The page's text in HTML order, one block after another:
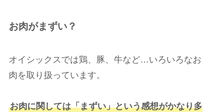
お肉がまずい？
オイシックスでは鶏、豚、牛など…いろいろなお
肉を取り扱っています。
お肉に関しては「まずい」という感想がかなり多